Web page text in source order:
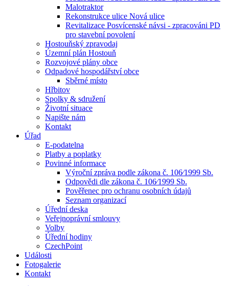
Malotraktor
Rekonstrukce ulice Nová ulice
Revitalizace Posvícenské návsi - zpracováni PD
pro stavební povolení
Hostouňský zpravodaj
Územní plán Hostouň
Rozvojové plány obce
Odpadové hospodářství obce
Sběrné místo
Hřbitov
Spolky & sdružení
Životní situace
Napište nám
Kontakt
Úřad
E-podatelna
Platby a poplatky
Povinné informace
Výroční zpráva podle zákona č. 106⁄1999 Sb.
Odpovědi dle zákona č. 106⁄1999 Sb.
Pověřenec pro ochranu osobních údajů
Seznam organizací
Úřední deska
Veřejnoprávní smlouvy
Volby
Úřední hodiny
CzechPoint
Události
Fotogalerie
Kontakt